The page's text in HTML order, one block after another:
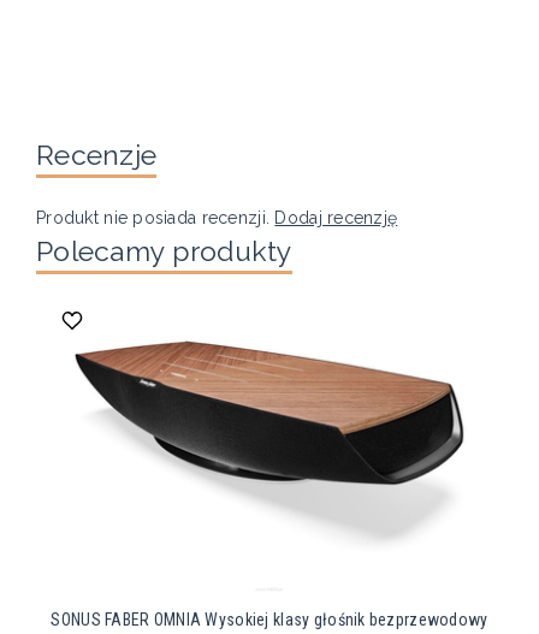
Recenzje
Produkt nie posiada recenzji. Dodaj recenzję
Polecamy produkty
SONUS FABER OMNIA Wysokiej klasy głośnik bezprzewodowy